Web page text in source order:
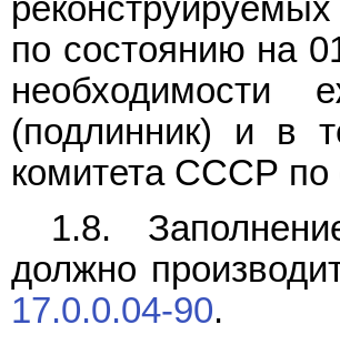
по состоянию на
необходимости
(подлинник) и в
комитета СССР по
1.8.
должно
17.0.0.04-90.